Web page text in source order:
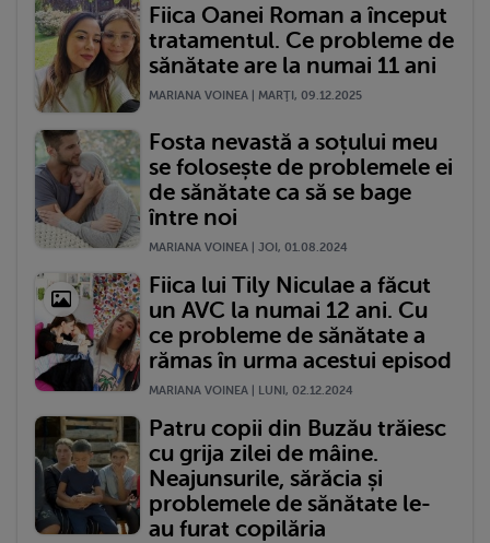
Fiica Oanei Roman a început
tratamentul. Ce probleme de
sănătate are la numai 11 ani
MARIANA VOINEA | MARŢI, 09.12.2025
Fosta nevastă a soțului meu
se folosește de problemele ei
de sănătate ca să se bage
între noi
MARIANA VOINEA | JOI, 01.08.2024
Fiica lui Tily Niculae a făcut
un AVC la numai 12 ani. Cu
ce probleme de sănătate a
rămas în urma acestui episod
MARIANA VOINEA | LUNI, 02.12.2024
Patru copii din Buzău trăiesc
cu grija zilei de mâine.
Neajunsurile, sărăcia și
problemele de sănătate le-
au furat copilăria